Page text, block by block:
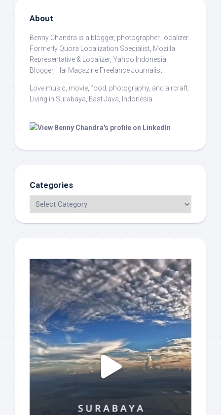
About
Benny Chandra is a blogger, photographer, localizer.
Formerly Quora Localization Specialist, Mozilla
Representative & Localizer, Yahoo Indonesia
Blogger, Hai Magazine Freelance Journalist.
Love music, movie, food, photography, and aircraft.
Living in Surabaya, East Java, Indonesia.
Categories